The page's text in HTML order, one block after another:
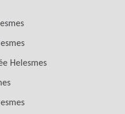
Helesmes